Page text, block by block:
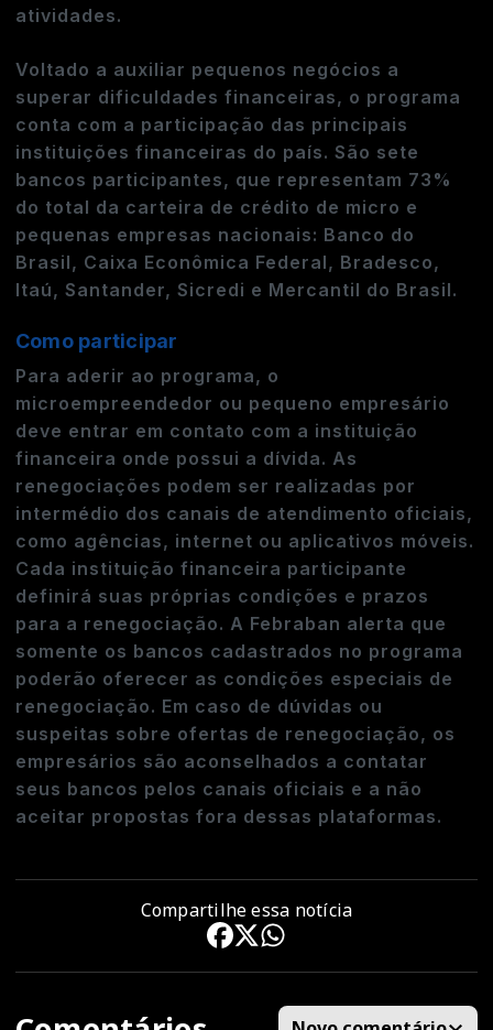
atividades.
Voltado a auxiliar pequenos negócios a
superar dificuldades financeiras, o programa
conta com a participação das principais
instituições financeiras do país. São sete
bancos participantes, que representam 73%
do total da carteira de crédito de micro e
pequenas empresas nacionais: Banco do
Brasil, Caixa Econômica Federal, Bradesco,
Itaú, Santander, Sicredi e Mercantil do Brasil.
Como participar
Para aderir ao programa, o
microempreendedor ou pequeno empresário
deve entrar em contato com a instituição
financeira onde possui a dívida. As
renegociações podem ser realizadas por
intermédio dos canais de atendimento oficiais,
como agências, internet ou aplicativos móveis.
Cada instituição financeira participante
definirá suas próprias condições e prazos
para a renegociação. A Febraban alerta que
somente os bancos cadastrados no programa
poderão oferecer as condições especiais de
renegociação. Em caso de dúvidas ou
suspeitas sobre ofertas de renegociação, os
empresários são aconselhados a contatar
seus bancos pelos canais oficiais e a não
aceitar propostas fora dessas plataformas.
Compartilhe essa notícia